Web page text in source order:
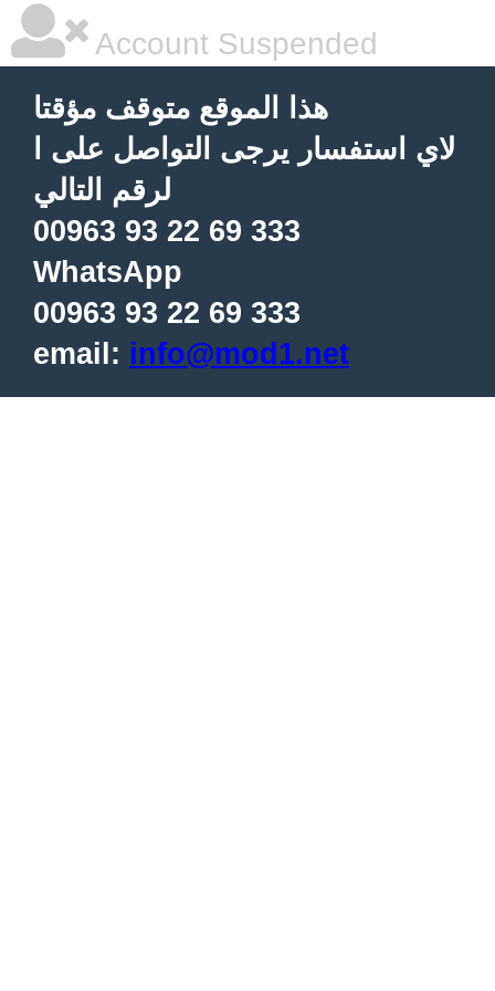
Account Suspended
هذا الموقع متوقف مؤقتا
لاي استفسار يرجى التواصل على ا
لرقم التالي
00963 93 22 69 333
WhatsApp
00963 93 22 69 333
email: info@mod1.net